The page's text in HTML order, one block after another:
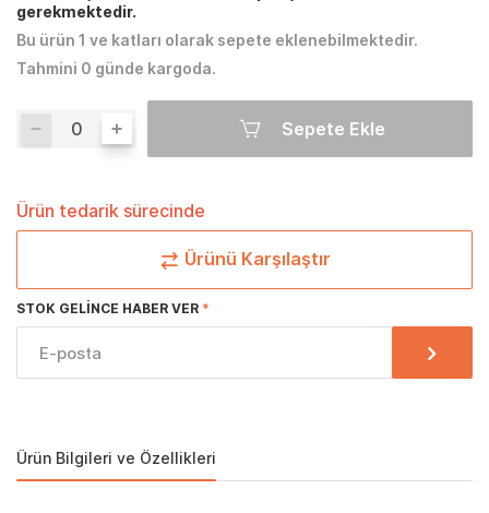
gerekmektedir.
Bu ürün 1 ve katları olarak sepete eklenebilmektedir.
Tahmini 0 günde kargoda.
Sepete Ekle
Ürün tedarik sürecinde
Ürünü Karşılaştır
STOK GELINCE HABER VER
Ürün Bilgileri ve Özellikleri